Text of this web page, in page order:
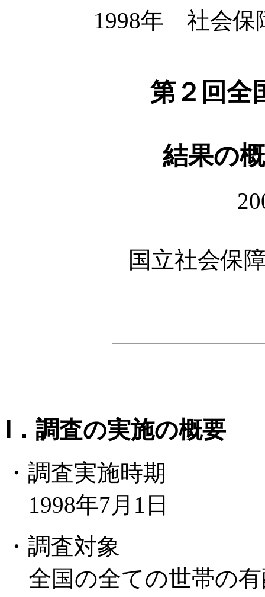
1998年 社会保
第２回全
結果の
国立社会保
Ⅰ．調査の実施の概要
・調査実施時期
1998年7月1日
・調査対象
全国の全ての世帯の